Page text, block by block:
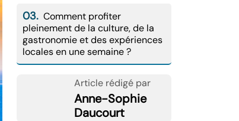
03. Comment profiter
pleinement de la culture, de la
gastronomie et des expériences
locales en une semaine ?
Article rédigé par
Anne-Sophie
Daucourt